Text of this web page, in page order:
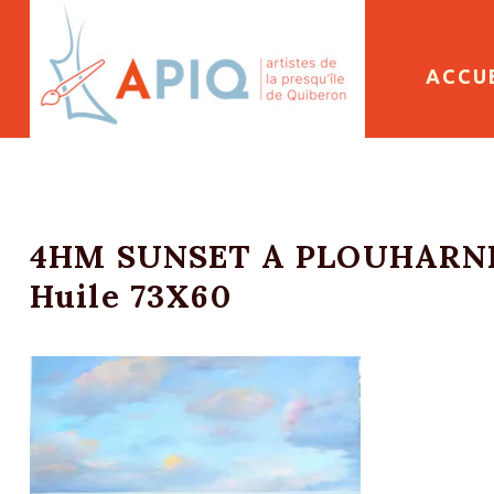
4HM SUNSET A
Huile 73X60